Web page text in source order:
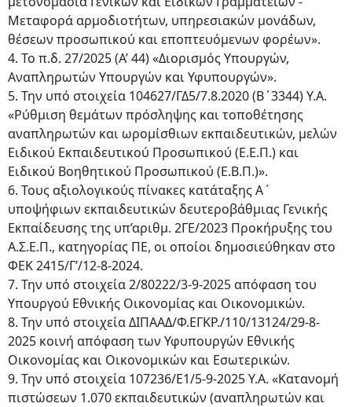
Μεταφορά αρμοδιοτήτων, υπηρεσιακών μονάδων,
θέσεων προσωπικού και εποπτευόμενων φορέων».
4. Το π.δ. 27/2025 (Α’ 44) «Διορισμός Υπουργών,
Αναπληρωτών Υπουργών και Υφυπουργών».
5. Την υπό στοιχεία 104627/ΓΔ5/7.8.2020 (Β΄3344) Υ.Α.
«Ρύθμιση θεμάτων πρόσληψης και τοποθέτησης
αναπληρωτών και ωρομίσθιων εκπαιδευτικών, μελών
Ειδικού Εκπαιδευτικού Προσωπικού (Ε.Ε.Π.) και
Ειδικού Βοηθητικού Προσωπικού (Ε.Β.Π.)».
6. Τους αξιολογικούς πίνακες κατάταξης Α΄
υποψήφιων εκπαιδευτικών δευτεροβάθμιας Γενικής
Εκπαίδευσης της υπ’αριθμ. 2ΓΕ/2023 Προκήρυξης του
Α.Σ.Ε.Π., κατηγορίας ΠΕ, οι οποίοι δημοσιεύθηκαν στο
ΦΕΚ 2415/Γ’/12-8-2024.
7. Την υπό στοιχεία 2/80222/3-9-2025 απόφαση του
Υπουργού Εθνικής Οικονομίας και Οικονομικών.
8. Την υπό στοιχεία ΔΙΠΑΑΔ/Φ.ΕΓΚΡ./110/13124/29-8-
2025 κοινή απόφαση των Υφυπουργών Εθνικής
Οικονομίας και Οικονομικών και Εσωτερικών.
9. Την υπό στοιχεία 107236/Ε1/5-9-2025 Υ.Α. «Κατανομή
πιστώσεων 1.070 εκπαιδευτικών (αναπληρωτών και